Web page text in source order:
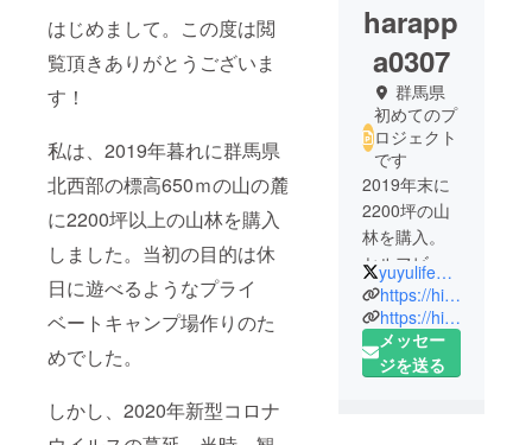
はじめまして。この度は閲
覧頂きありがとうございま
す！
私は、2019年暮れに群馬県
北西部の標高650ｍの山の麓
に2200坪以上の山林を購入
しました。当初の目的は休
日に遊べるようなプライ
ベートキャンプ場作りのた
めでした。
しかし、2020年新型コロナ
harapp
a0307
群馬県
初めてのプ
ロジェクト
です
2019年末に
2200坪の山
林を購入。
セルフビル
ドした山小
屋で生活し
ています。
田舎暮らし
yuyulife_house
https://hitotoma.com/
https://hitomano.com/
メッセー
ジを送る